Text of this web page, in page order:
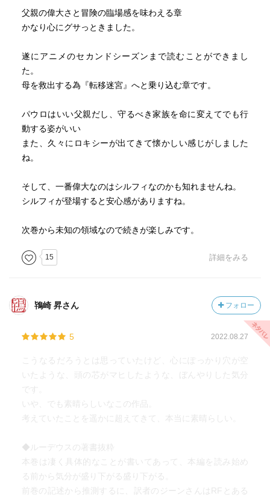
父親の偉大さと冒険の臨場感を味わえる章
かなり心にグサっときました。
遂にアニメのセカンドシーズンまで読むことができまし
た。
母を救出する為『転移迷宮』へと乗り込む章です。
パウロはいい父親だし、守るべき家族を命に変えてでも行
動する姿がいい
また、久々にロキシーが出てきて懐かしい感じがしました
ね。
そして、一番偉大なのはシルフィなのかも知れませんね。
シルフィが登場すると安心感がありますね。
次巻から未知の領域なので続きが楽しみです。
15 詳細をみる
鴇崎 昇さん フォロー
5 2022.08.27
こうなるだろうとは思っていたけど、心にぽっかり穴が空
いたような、頭の芯がマヒしたような、ぼんやりした気分
です。
いや、でも素晴らしいなこの作品。
考えていたことを遥かに超えてきて、本当に素晴らしい。
◆ルーデウスの著書抜粋
本巻は凄く具体的なことが書いてあって、本編を読み始め
る前から気分が盛り下がる盛り下がる。
前巻の記述から推測するに、訳者のジーンさんはRFとある